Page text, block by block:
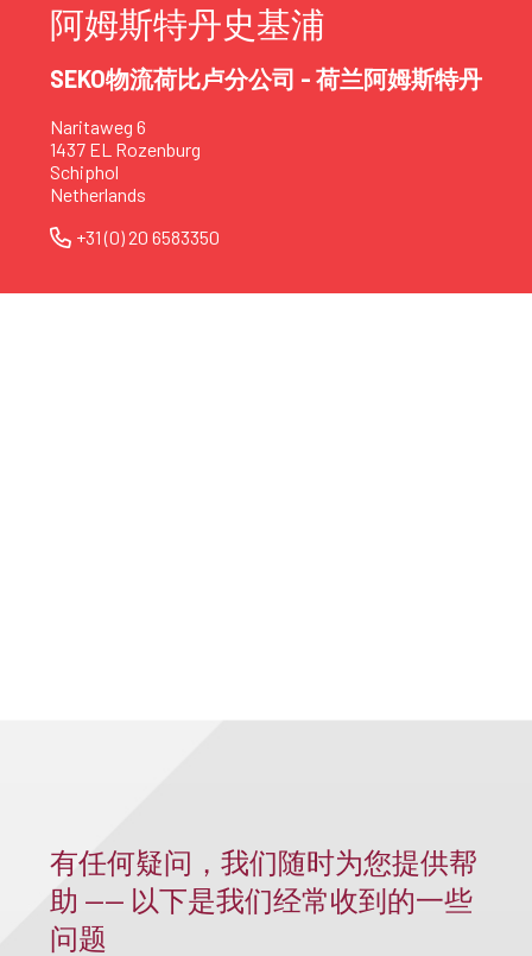
阿姆斯特丹史基浦
SEKO物流荷比卢分公司 - 荷兰阿姆斯特丹
Naritaweg 6
1437 EL Rozenburg
Schiphol
Netherlands
+31 (0) 20 6583350
有任何疑问，我们随时为您提供帮
助 —— 以下是我们经常收到的一些
问题